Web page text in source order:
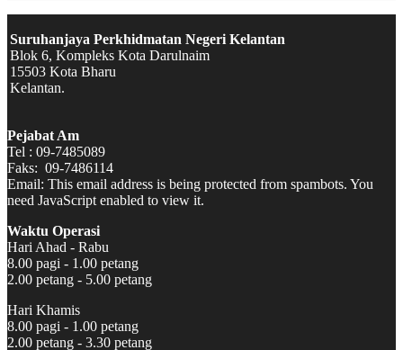
Suruhanjaya Perkhidmatan Negeri Kelantan
Blok 6, Kompleks Kota Darulnaim
15503 Kota Bharu
Kelantan.
Pejabat Am
Tel : 09-7485089
Faks: 09-7486114
Email: This email address is being protected from spambots. You
need JavaScript enabled to view it.
Waktu Operasi
Hari Ahad - Rabu
8.00 pagi - 1.00 petang
2.00 petang - 5.00 petang
Hari Khamis
8.00 pagi - 1.00 petang
2.00 petang - 3.30 petang